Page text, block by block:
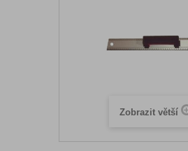
Zobrazit větší